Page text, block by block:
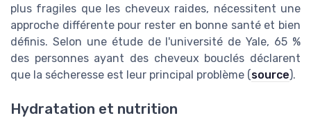
plus fragiles que les cheveux raides, nécessitent une
approche différente pour rester en bonne santé et bien
définis. Selon une étude de l'université de Yale, 65 %
des personnes ayant des cheveux bouclés déclarent
que la sécheresse est leur principal problème (source).
Hydratation et nutrition